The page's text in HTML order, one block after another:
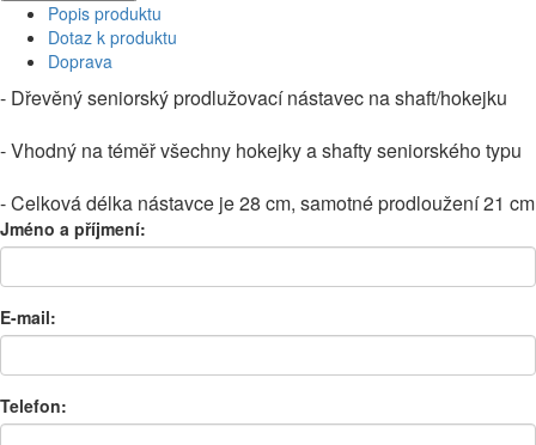
Popis produktu
Dotaz k produktu
Doprava
- Dřevěný seniorský prodlužovací nástavec na shaft/hokejku
- Vhodný na téměř všechny hokejky a shafty seniorského typu
- Celková délka nástavce je 28 cm, samotné prodloužení 21 cm
Jméno a příjmení:
E-mail:
Telefon: